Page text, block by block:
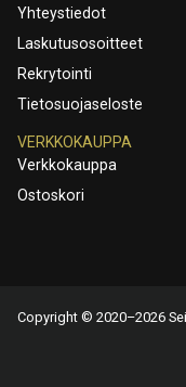
Yhteystiedot
Laskutusosoitteet
Rekrytointi
Tietosuojaseloste
VERKKOKAUPPA
Verkkokauppa
Ostoskori
Copyright © 2020–2026